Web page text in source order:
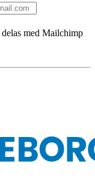
delas med Mailchimp